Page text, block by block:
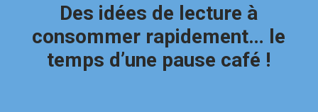
Des idées de lecture à
consommer rapidement… le
temps d’une pause café !